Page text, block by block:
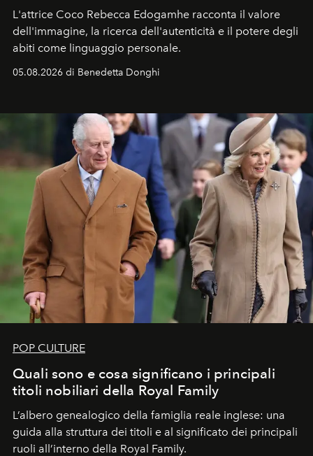
L'attrice Coco Rebecca Edogamhe racconta il valore
dell'immagine, la ricerca dell'autenticità e il potere degli
abiti come linguaggio personale.
05.08.2026 di Benedetta Donghi
POP CULTURE
Quali sono e cosa significano i principali
titoli nobiliari della Royal Family
L’albero genealogico della famiglia reale inglese: una
guida alla struttura dei titoli e al significato dei principali
ruoli all’interno della Royal Family.